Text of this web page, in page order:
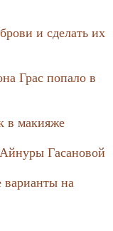
и сделать их
Грас попало в
в макияже
Гасановой
на